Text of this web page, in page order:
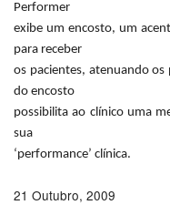
Performer
exibe um encosto, um
para receber
os pacientes, atenuando
do encosto
possibilita ao clínico uma
sua
‘performance’ clínica.
21 Outubro, 2009